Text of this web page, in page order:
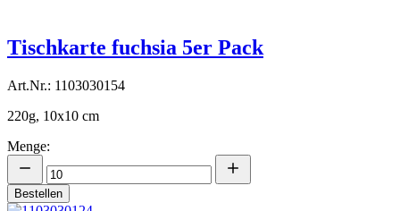
Tischkarte fuchsia 5er Pack
Art.Nr.: 1103030154
220g, 10x10 cm
Menge:
Bestellen